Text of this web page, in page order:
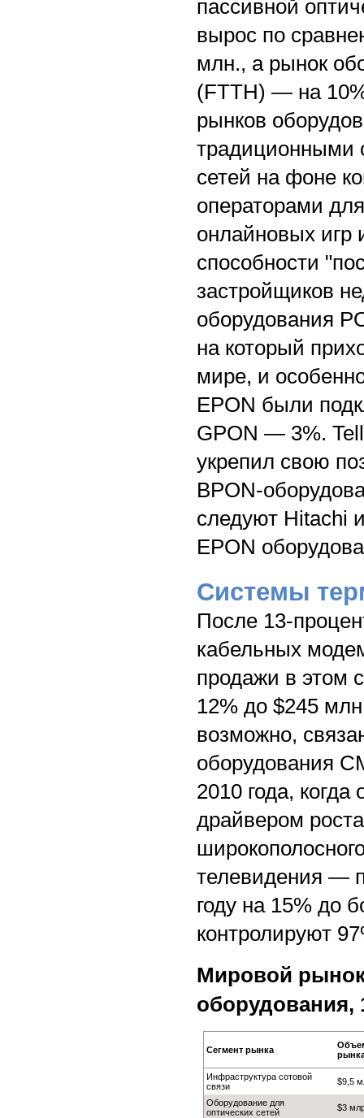
пассивной
вырос по
млн., а рынок
(FTTH) — на
рынков
традиционными
сетей на фоне
операторами
онлайновых игр
способности
застройщиков
оборудования
на который
мире, и
EPON были
GPON — 3%.
укрепил свою
BPON-
следуют Hitachi
EPON
Системы
После 13-
кабельных
продажи в этом
12% до $245
возможно,
оборудования
2010 года,
драйвером
телевидения —
году на 15% до
контролируют
Мировой рынок
оборудования,
Сегмент рынка
Инфраструктура сотовой
связи
$9,5
Оборудование для
оптических сетей
$3